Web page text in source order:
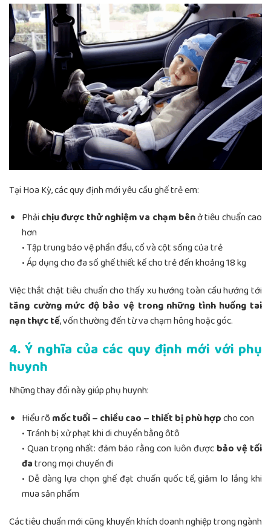
Tại Hoa Kỳ, các quy định mới yêu cầu ghế trẻ em:
Phải chịu được thử nghiệm va chạm bênở tiêu chuẩn cao
hơn
• Tập trung bảo vệ phần đầu, cổ và cột sống của trẻ
• Áp dụng cho đa số ghế thiết kế cho trẻ đến khoảng 18 kg
Việc thắt chặt tiêu chuẩn cho thấy xu hướng toàn cầu hướng tới
tăng cường mức độ bảo vệ trong những tình huống tai
nạn thực tế, vốn thường đến từ va chạm hông hoặc góc.
4. Ý nghĩa của các quy định mới với phụ
huynh
Những thay đổi này giúp phụ huynh:
Hiểu rõ mốc tuổi – chiều cao – thiết bị phù hợpcho con
• Tránh bị xử phạt khi di chuyển bằng ôtô
• Quan trọng nhất: đảm bảo rằng con luôn được bảo vệ tối
đatrong mọi chuyến đi
• Dễ dàng lựa chọn ghế đạt chuẩn quốc tế, giảm lo lắng khi
mua sản phẩm
Các tiêu chuẩn mới cũng khuyến khích doanh nghiệp trong ngành